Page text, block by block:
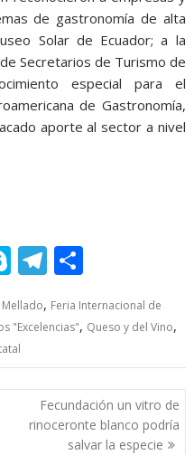
de gastronomía de alta
Solar de Ecuador; a la
Secretarios de Turismo de
especial para el
de Gastronomía,
aporte al sector a nivel
S
y
p
e
T
e
a
m
ar
, Feria Internacional de
"Excelencias", Queso y del Vino,
Fecundación un vitro de
rinoceronte blanco podría
salvar la especie